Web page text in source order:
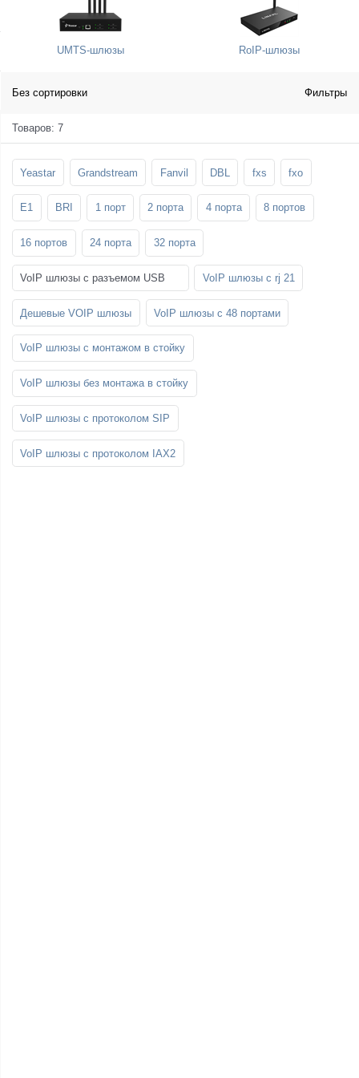
UMTS-шлюзы RoIP-шлюзы
Без сортировки Фильтры
Товаров: 7
Yeastar Grandstream Fanvil DBL fxs fxo
E1 BRI 1 порт 2 порта 4 порта 8 портов
16 портов 24 порта 32 порта
VoIP шлюзы с разъемом USB VoIP шлюзы с rj 21
Дешевые VOIP шлюзы VoIP шлюзы с 48 портами
VoIP шлюзы с монтажом в стойку
VoIP шлюзы без монтажа в стойку
VoIP шлюзы с протоколом SIP
VoIP шлюзы с протоколом IAX2
Стойки и крепления для панелей и
телевизоров
Шахтные телефоны
SFP-модули
3G/4G LTE и ADSL модемы
Мобильные телефоны